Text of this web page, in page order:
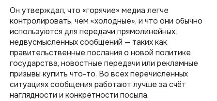
Он утверждал, что «горячие» медиа легче
контролировать, чем «холодные», и что они обычно
используются для передачи прямолинейных,
недвусмысленных сообщений — таких как
правительственные послания о новой политике
государства, новостные передачи или рекламные
призывы купить что-то. Во всех перечисленных
ситуациях сообщения работают лучше за счёт
наглядности и конкретности посыла.